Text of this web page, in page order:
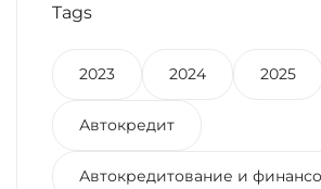
Tags
2023 2024 2025
Автокредит
Автокредитование и